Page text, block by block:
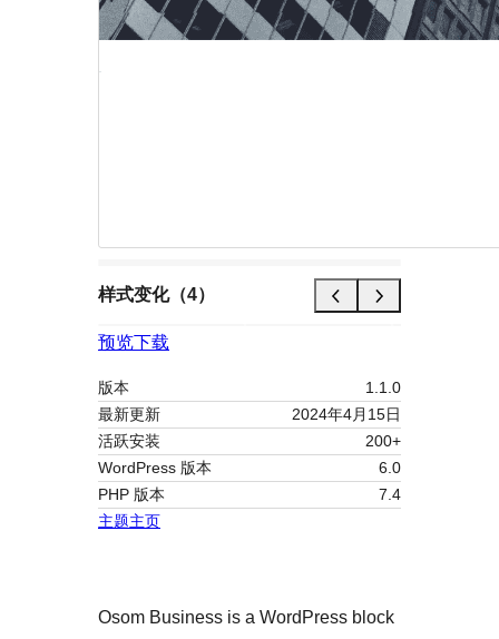
样式变化（4）
预览下载
版本
1.1.0
最新更新
2024年4月15日
活跃安装
200+
WordPress 版本
6.0
PHP 版本
7.4
主题主页
Osom Business is a WordPress block